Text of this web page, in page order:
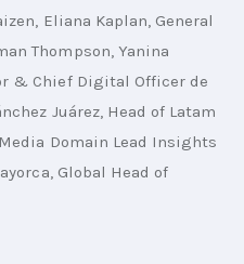
Eliana Kaplan, General
Thompson, Yanina
& Chief Digital Officer de
Juárez, Head of Latam
Domain Lead Insights
Global Head of